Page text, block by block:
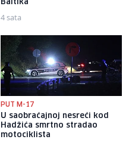
Baltika
4 sata
PUT M-17
U saobraćajnoj nesreći kod
Hadžića smrtno stradao
motociklista